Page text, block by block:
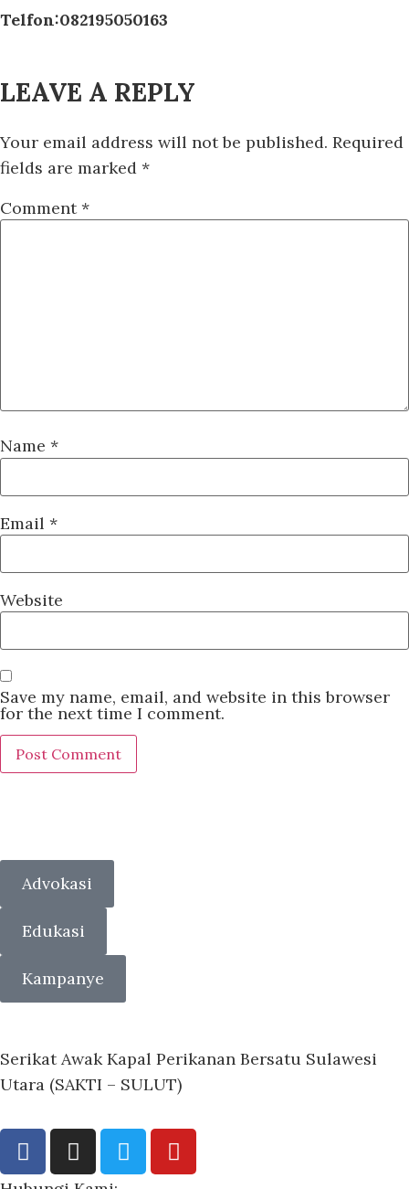
Telfon:082195050163
LEAVE A REPLY
Your email address will not be published. Required
fields are marked *
Comment*
Name *
Email *
Website
Save my name, email, and website in this browser
for the next time I comment.
Advokasi
Edukasi
Kampanye
Serikat Awak Kapal Perikanan Bersatu Sulawesi
Utara (SAKTI – SULUT)